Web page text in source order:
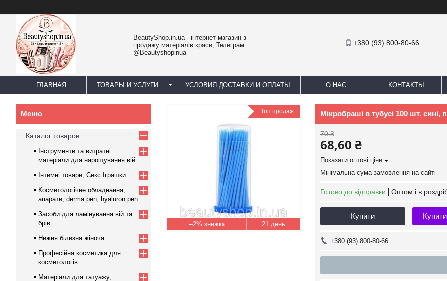
BeautyShop.in.ua - інтернет-магазин з
продажу матеріалів краси, Телеграм
@Beautyshopinua
+380 (93) 800-80-66
ГЛАВНАЯ ТОВАРЫ И УСЛУГИ УСЛОВИЯ ДОСТАВКИ И ОПЛАТЫ О НАС КОНТАКТЫ
–2% 21 день
Топ продаж Мікробраші в тубусі 100 шт. сині,
70 ₴
68,60 ₴
Показати оптові ціни
Мінімальна сума замовлення на сайті —
Готово до відправки Оптом і в
Купити
+380 (93) 800-80-66
Каталог товаров
Інструменти та витратні
матеріали для нарощування вій
Інтимні товари, Секс Іграшки
Косметологічне обладнання,
апарати, derma pen, hyaluron pen
Засоби для ламінування вій та
брів
Нижня білизна жіноча
Професійна косметика для
косметологів
Матеріали для татуажу,